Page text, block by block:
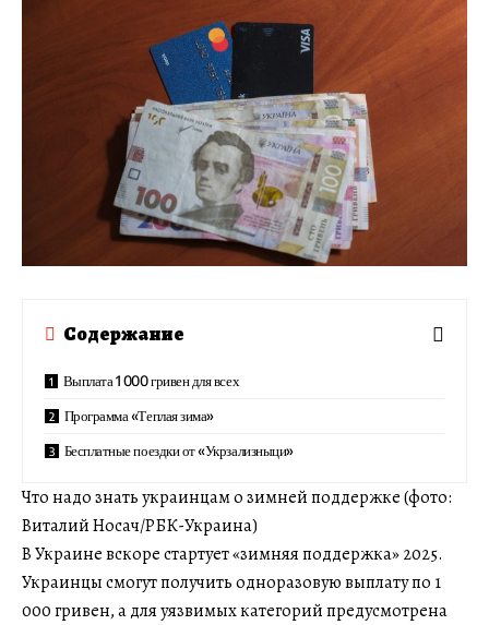
Содержание
Выплата 1 000 гривен для всех
Программа «Теплая зима»
Бесплатные поездки от «Укрзализныци»
Что надо знать украинцам о зимней поддержке (фото:
Виталий Носач/РБК-Украина)
В Украине вскоре стартует «зимняя поддержка» 2025.
Украинцы смогут получить одноразовую выплату по 1
000 гривен, а для уязвимых категорий предусмотрена